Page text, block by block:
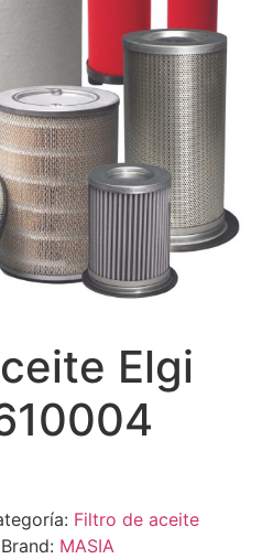
Elgi
Filtro de aceite
Brand: MASIA